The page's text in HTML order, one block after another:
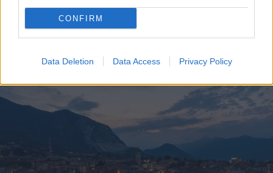
CONFIRM
Data Deletion Data Access Privacy Policy
BAVENO
Terminato il cantiere sul Rio Secco
per la prevenzione del dissesto a
Baveno